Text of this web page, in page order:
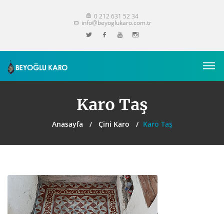
0 212 631 52 34
info@beyoglukaro.com.tr
Karo Taş
Anasayfa Çini Karo Karo Taş